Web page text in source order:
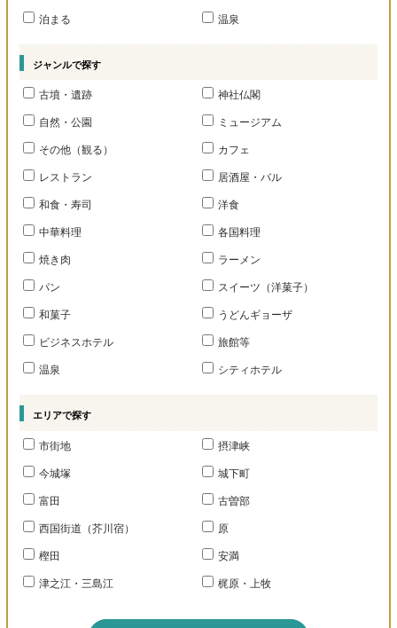
泊まる 温泉
ジャンルで探す
古墳・遺跡 神社仏閣
自然・公園 ミュージアム
その他（観る） カフェ
レストラン 居酒屋・バル
和食・寿司 洋食
中華料理 各国料理
焼き肉 ラーメン
パン スイーツ（洋菓子）
和菓子 うどんギョーザ
ビジネスホテル 旅館等
温泉 シティホテル
エリアで探す
市街地 摂津峡
今城塚 城下町
富田 古曽部
西国街道（芥川宿） 原
樫田 安満
津之江・三島江 梶原・上牧